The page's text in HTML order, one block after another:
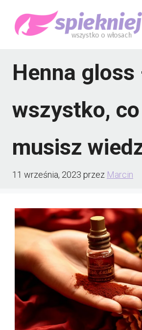
Henna gloss
wszystko, co
musisz
11 września, 2023 przez Marcin